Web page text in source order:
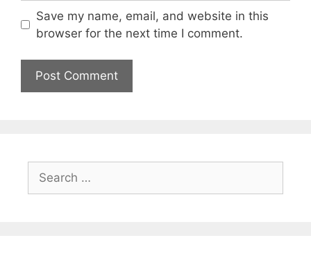
Save my name, email, and website in this
browser for the next time I comment.